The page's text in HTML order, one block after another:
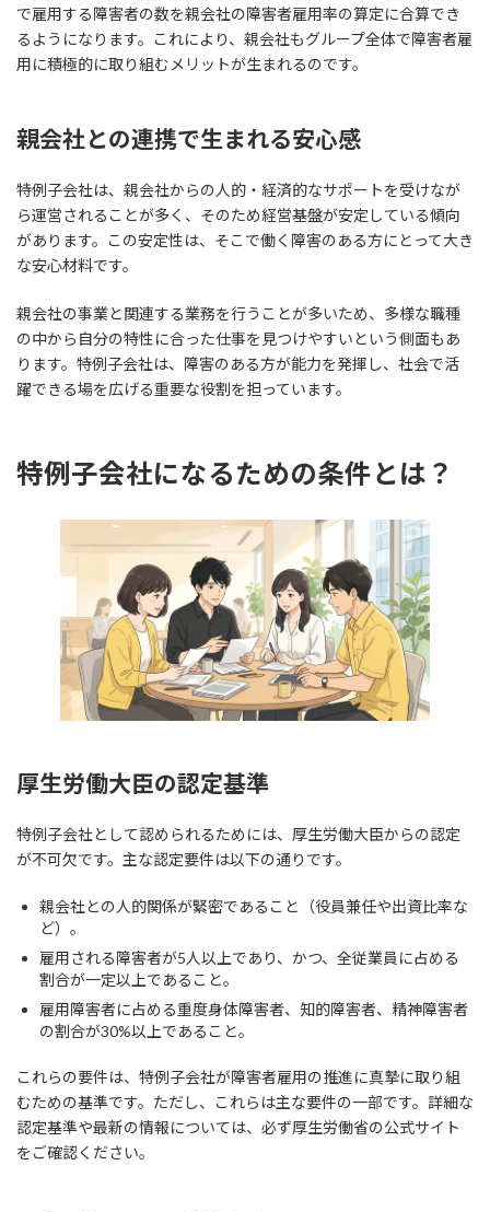
で雇用する障害者の数を親会社の障害者雇用率の算定に合算でき
るようになります。これにより、親会社もグループ全体で障害者雇
用に積極的に取り組むメリットが生まれるのです。
親会社との連携で生まれる安心感
特例子会社は、親会社からの人的・経済的なサポートを受けなが
ら運営されることが多く、そのため経営基盤が安定している傾向
があります。この安定性は、そこで働く障害のある方にとって大き
な安心材料です。
親会社の事業と関連する業務を行うことが多いため、多様な職種
の中から自分の特性に合った仕事を見つけやすいという側面もあ
ります。特例子会社は、障害のある方が能力を発揮し、社会で活
躍できる場を広げる重要な役割を担っています。
特例子会社になるための条件とは？
厚生労働大臣の認定基準
特例子会社として認められるためには、厚生労働大臣からの認定
が不可欠です。主な認定要件は以下の通りです。
親会社との人的関係が緊密であること（役員兼任や出資比率な
ど）。
雇用される障害者が5人以上であり、かつ、全従業員に占める
割合が一定以上であること。
雇用障害者に占める重度身体障害者、知的障害者、精神障害者
の割合が30%以上であること。
これらの要件は、特例子会社が障害者雇用の推進に真摯に取り組
むための基準です。ただし、これらは主な要件の一部です。詳細な
認定基準や最新の情報については、必ず厚生労働省の公式サイト
をご確認ください。